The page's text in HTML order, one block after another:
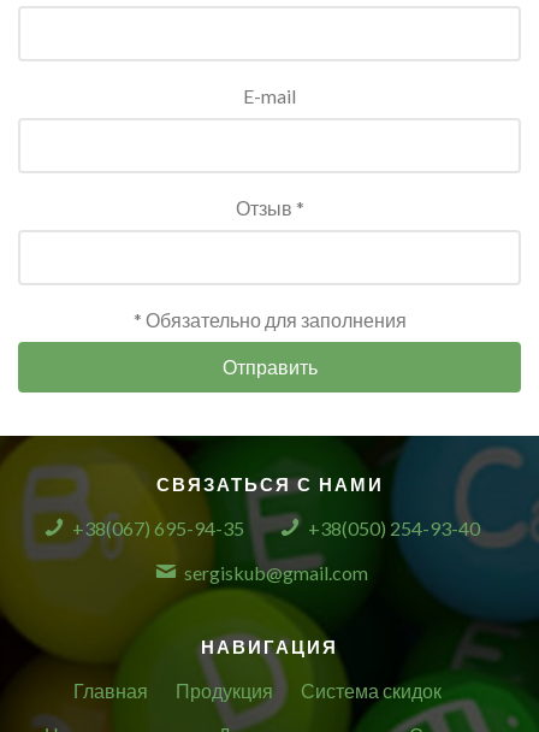
E-mail
Отзыв *
* Обязательно для заполнения
Отправить
СВЯЗАТЬСЯ С НАМИ
+38(067) 695-94-35
+38(050) 254-93-40
sergiskub@gmail.com
НАВИГАЦИЯ
Главная Продукция
Система скидок